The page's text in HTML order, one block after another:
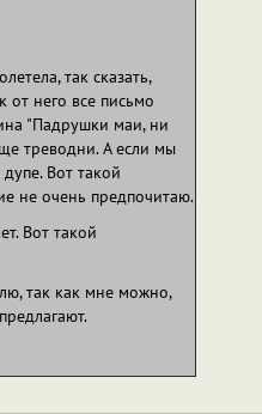
так сказать,
от него все письмо
"Падрушки маи, ни
треводни. А если мы
Вот такой
не очень предпочитаю.
Вот такой
так как мне можно,